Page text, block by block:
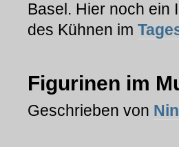
Basel. Hier noch ein
des Kühnen im
Figurinen im
Geschrieben von